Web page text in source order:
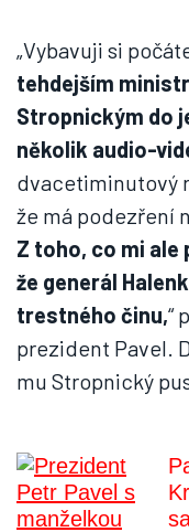
„Vybavuji si
tehdejším
Stropnickým do
několik audio-
dvacetiminutový
že má podezření
Z toho, co mi ale
že generál
trestného činu,“
prezident Pavel.
mu Stropnický